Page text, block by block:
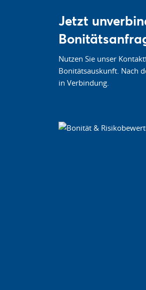
Jetzt
Nutzen Sie unser
Bonitätsauskunft. Nach
in Verbindung.